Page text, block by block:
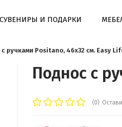
СУВЕНИРЫ И ПОДАРКИ
ручками Positano, 46х32 см. Easy
Поднос с
(0)